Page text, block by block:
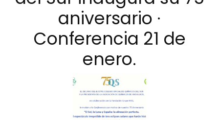
aniversario ·
Conferencia 21 de
enero.